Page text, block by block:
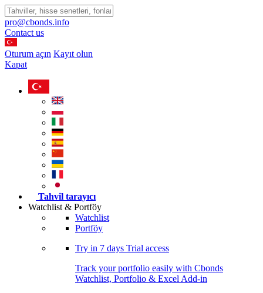
pro@cbonds.info
Contact us
Oturum açın Kayıt olun
Kapat
Tahvil tarayıcı
Watchlist & Portföy
Watchlist
Portföy
Try in 7 days Trial access
Track your portfolio easily with Cbonds
Watchlist, Portfolio & Excel Add-in